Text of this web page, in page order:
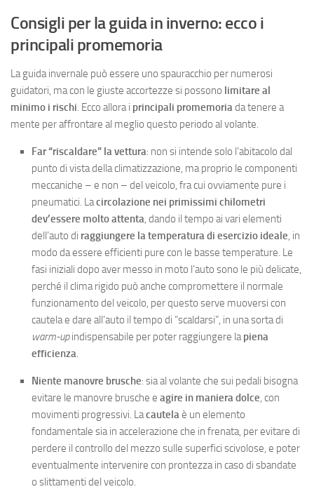
Consigli per la guida in inverno: ecco i
principali promemoria
La guida invernale può essere uno spauracchio per numerosi
guidatori, ma con le giuste accortezze si possono limitare al
minimo i rischi. Ecco allora i principali promemoriada tenere a
mente per affrontare al meglio questo periodo al volante.
Far “riscaldare” la vettura: non si intende solo l’abitacolo dal
punto di vista della climatizzazione, ma proprio le componenti
meccaniche – e non – del veicolo, fra cui ovviamente pure i
pneumatici. Lacircolazione nei primissimi chilometri
dev’essere molto attenta, dando il tempo ai vari elementi
dell’auto di raggiungere la temperatura di esercizio ideale, in
modo da essere efficienti pure con le basse temperature. Le
fasi iniziali dopo aver messo in moto l’auto sono le più delicate,
perché il clima rigido può anche compromettere il normale
funzionamento del veicolo, per questo serve muoversi con
cautela e dare all’auto il tempo di “scaldarsi”, in una sorta di
warm-upindispensabile per poter raggiungere lapiena
efficienza.
Niente manovre brusche: sia al volante che sui pedali bisogna
evitare le manovre brusche e agire in maniera dolce, con
movimenti progressivi. Lacautelaè un elemento
fondamentale sia in accelerazione che in frenata, per evitare di
perdere il controllo del mezzo sulle superfici scivolose, e poter
eventualmente intervenire con prontezza in caso di sbandate
o slittamenti del veicolo.